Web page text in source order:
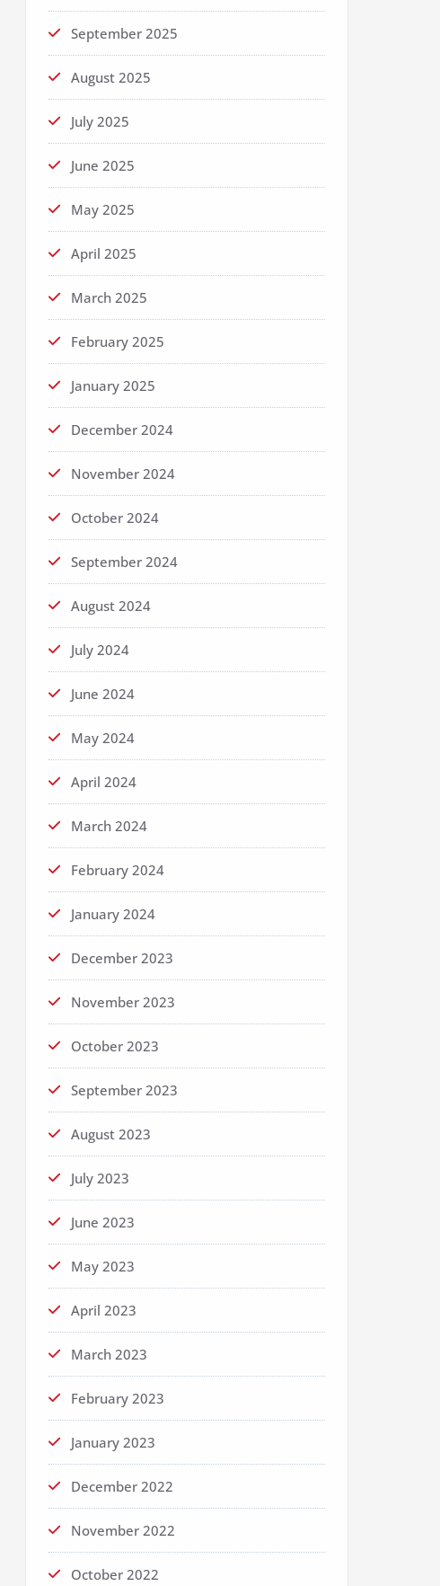
September 2025
August 2025
July 2025
June 2025
May 2025
April 2025
March 2025
February 2025
January 2025
December 2024
November 2024
October 2024
September 2024
August 2024
July 2024
June 2024
May 2024
April 2024
March 2024
February 2024
January 2024
December 2023
November 2023
October 2023
September 2023
August 2023
July 2023
June 2023
May 2023
April 2023
March 2023
February 2023
January 2023
December 2022
November 2022
October 2022